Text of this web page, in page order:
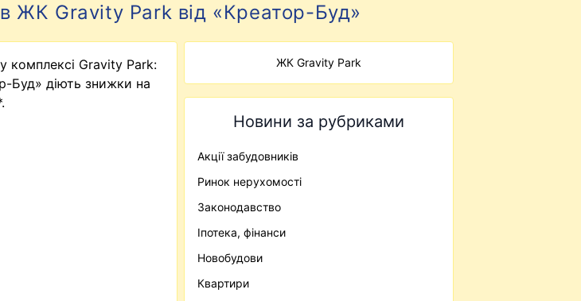
ЖК Gravity Park від «Креатор-Буд»
комплексі Gravity Park:
Буд» діють знижки на
ЖК Gravity Park
Новини за рубриками
Акції забудовників
Ринок нерухомості
Законодавство
Іпотека, фінанси
Новобудови
Квартири